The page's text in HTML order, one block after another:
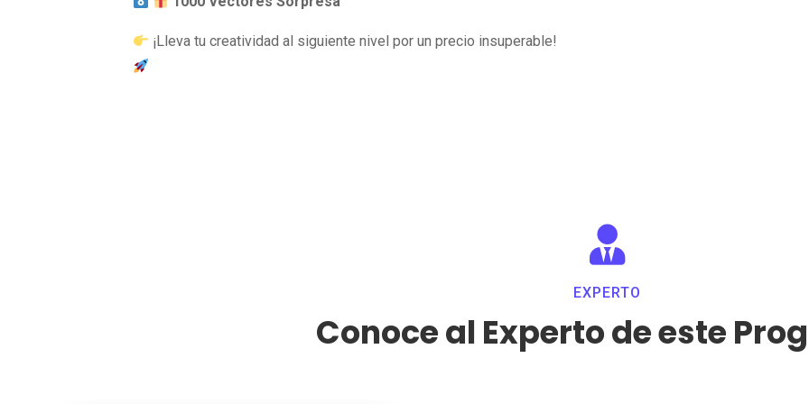
¡Lleva tu creatividad al siguiente nivel por un precio insuperable!

EXPERTO
Conoce al Experto de este